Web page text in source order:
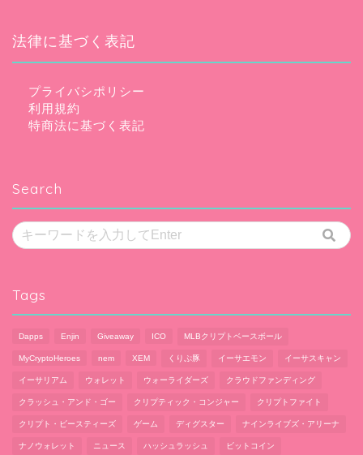
法律に基づく表記
プライバシポリシー
利用規約
特商法に基づく表記
Search
Tags
Dapps Enjin Giveaway ICO MLBクリプトベースボール
MyCryptoHeroes nem XEM くりぷ豚 イーサエモン イーサスキャン
イーサリアム ウォレット ウォーライダーズ クラウドファンディング
クラッシュ・アンド・ゴー クリプティック・コンジャー クリプトファイト
クリプト・ビースティーズ ゲーム ディグスター ナインライブズ・アリーナ
ナノウォレット ニュース ハッシュラッシュ ビットコイン